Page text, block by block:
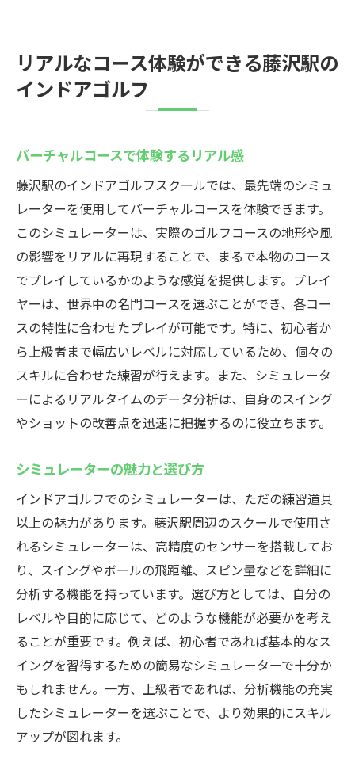
リアルなコース体験ができる藤沢駅の
インドアゴルフ
バーチャルコースで体験するリアル感
藤沢駅のインドアゴルフスクールでは、最先端のシミュ
レーターを使用してバーチャルコースを体験できます。
このシミュレーターは、実際のゴルフコースの地形や風
の影響をリアルに再現することで、まるで本物のコース
でプレイしているかのような感覚を提供します。プレイ
ヤーは、世界中の名門コースを選ぶことができ、各コー
スの特性に合わせたプレイが可能です。特に、初心者か
ら上級者まで幅広いレベルに対応しているため、個々の
スキルに合わせた練習が行えます。また、シミュレータ
ーによるリアルタイムのデータ分析は、自身のスイング
やショットの改善点を迅速に把握するのに役立ちます。
シミュレーターの魅力と選び方
インドアゴルフでのシミュレーターは、ただの練習道具
以上の魅力があります。藤沢駅周辺のスクールで使用さ
れるシミュレーターは、高精度のセンサーを搭載してお
り、スイングやボールの飛距離、スピン量などを詳細に
分析する機能を持っています。選び方としては、自分の
レベルや目的に応じて、どのような機能が必要かを考え
ることが重要です。例えば、初心者であれば基本的なス
イングを習得するための簡易なシミュレーターで十分か
もしれません。一方、上級者であれば、分析機能の充実
したシミュレーターを選ぶことで、より効果的にスキル
アップが図れます。